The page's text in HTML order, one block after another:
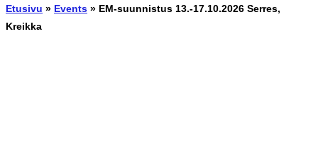
Etusivu » Events » EM-suunnistus 13.-17.10.2026 Serres,
Kreikka